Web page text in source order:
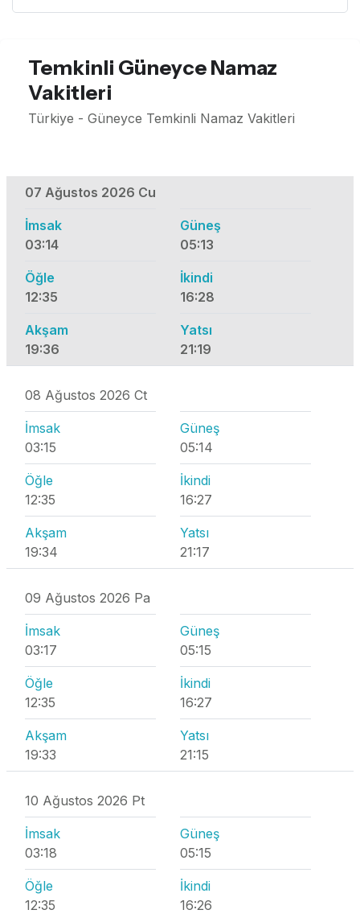
Temkinli Güneyce Namaz
Vakitleri
Türkiye - Güneyce Temkinli Namaz Vakitleri
07 Ağustos 2026 Cu
İmsak
03:14
Güneş
05:13
Öğle
12:35
İkindi
16:28
Akşam
19:36
Yatsı
21:19
08 Ağustos 2026 Ct
İmsak
03:15
Güneş
05:14
Öğle
12:35
İkindi
16:27
Akşam
19:34
Yatsı
21:17
09 Ağustos 2026 Pa
İmsak
03:17
Güneş
05:15
Öğle
12:35
İkindi
16:27
Akşam
19:33
Yatsı
21:15
10 Ağustos 2026 Pt
İmsak
03:18
Güneş
05:15
Öğle
12:35
İkindi
16:26